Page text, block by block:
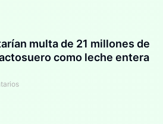
multa de 21 millones de
como leche entera